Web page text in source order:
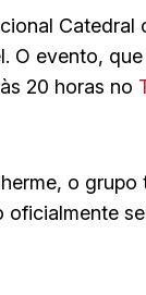
Catedral
O evento,
20 horas no
o grupo
oficialmente